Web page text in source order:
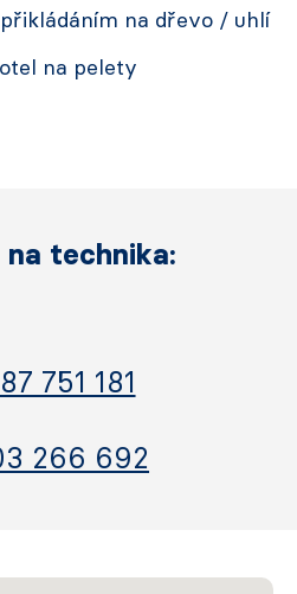
na dřevo / uhlí
na pelety
na technika:
751 181
266 692